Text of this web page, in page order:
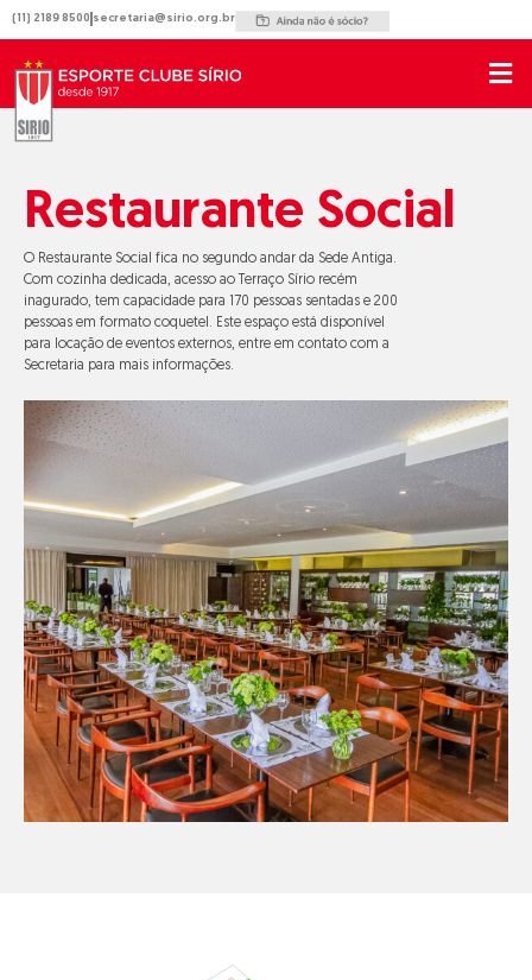
para
conteúdo
(11) 2189 8500 secretaria@sirio.org.br
Restaurante Social
O Restaurante Social fica no segundo andar da Sede Antiga.
Com cozinha dedicada, acesso ao Terraço Sírio recém
inagurado, tem capacidade para 170 pessoas sentadas e 200
pessoas em formato coquetel. Este espaço está disponível
para locação de eventos externos, entre em contato com a
Secretaria para mais informações.